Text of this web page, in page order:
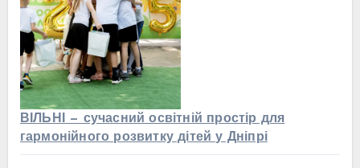
ВІЛЬНІ — сучасний освітній простір для
гармонійного розвитку дітей у Дніпрі